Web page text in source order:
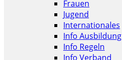
Frauen
Jugend
Internationales
Info Ausbildung
Info Regeln
Info Verband